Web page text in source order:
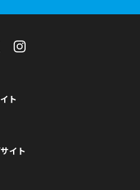
ト
イト